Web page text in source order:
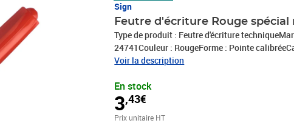
Sign
Feutre d'écriture Rouge spécial
Type de produit : Feutre d'écriture
24741Couleur : RougeForme : Pointe
papierConditionnement : 1 pièceExpédié de
Voir la description
En stock
3,43€
Prix unitaire HT